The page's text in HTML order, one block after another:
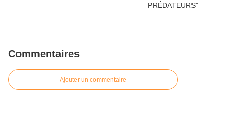
Commentaires
Ajouter un commentaire